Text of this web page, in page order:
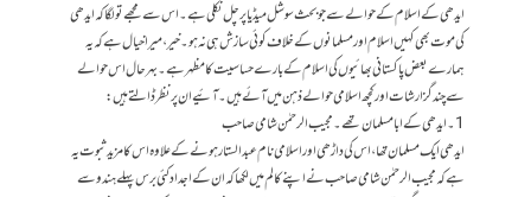
ایدھی کے اسلام کے حوالے سے جو بحث سوشل میڈیا پر چل نکلی ہے۔ اس سے مجھے تولگاکہ ایدھی
کی موت بھی کہیں اسلام اور مسلمانوں کے خلاف کوئی سازش ہی نہ ہو۔خیر، میرا خیال ہے کہ یہ
ہمارے بعض پاکستانی بھائیوں کی اسلام کے بارے حساسیت کامظہر ہے۔ بہرحال اس حوالے
سے چند گزارشات اور کچھ اسلامی حوالے ذہن میں آئے ہیں ۔ آئیے ان پر نظر ڈالتے ہیں:
1۔ایدھی کے ابا مسلمان تھے ۔ مجیب الرحمٰن شامی صاحب
ایدھی ایک مسلمان تھا،اس کی داڑھی اور اسلامی نام عبدالستار ہونے کے علاوہ اس کا مزید ثبوت یہ
ہے کہ مجیب الرحمٰن شامی صاحب نے اپنے کالم میں لکھاکہ ان کے اجداد کئی برس پہلے ہندو سے